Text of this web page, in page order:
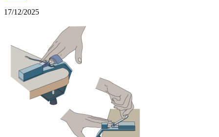
17/12/2025